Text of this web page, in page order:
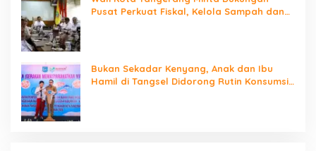
Pusat Perkuat Fiskal, Kelola Sampah dan
Bukan Sekadar Kenyang, Anak dan Ibu
Hamil di Tangsel Didorong Rutin Konsumsi